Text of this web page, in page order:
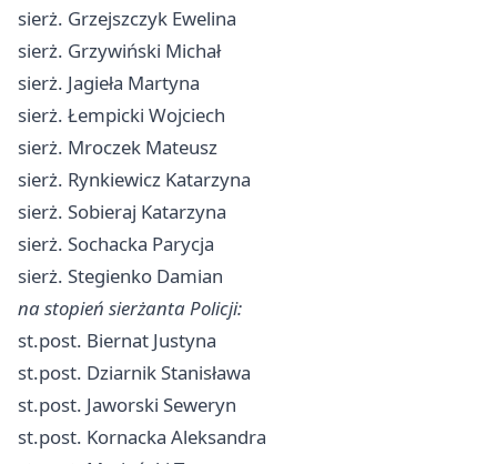
sierż. Grzejszczyk Ewelina
sierż. Grzywiński Michał
sierż. Jagieła Martyna
sierż. Łempicki Wojciech
sierż. Mroczek Mateusz
sierż. Rynkiewicz Katarzyna
sierż. Sobieraj Katarzyna
sierż. Sochacka Parycja
sierż. Stegienko Damian
na stopień sierżanta Policji:
st.post. Biernat Justyna
st.post. Dziarnik Stanisława
st.post. Jaworski Seweryn
st.post. Kornacka Aleksandra